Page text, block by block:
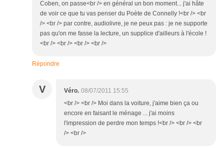
Coben, on passe<br /> en général un bon moment... j'ai hâte
de voir ce que tu vas penser du Poète de Connelly !<br /> <br
/> <br /> par contre, audiolivre, je ne peux pas : je ne supporte
pas qu'on me fasse la lecture, un supplice d'ailleurs à l'école !
<br /> <br /> <br /> <br />
Répondre
V Véro. 08/07/2011 15:55
<br /> <br /> Moi dans la voiture, j'aime bien ça ou
encore en faisant le ménage ... j'ai moins
l'impression de perdre mon temps !<br /> <br /> <br
/> <br />